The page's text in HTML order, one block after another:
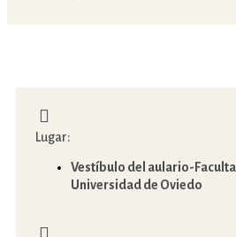
Lugar:
Vestíbulo del aulario-
Universidad de Oviedo